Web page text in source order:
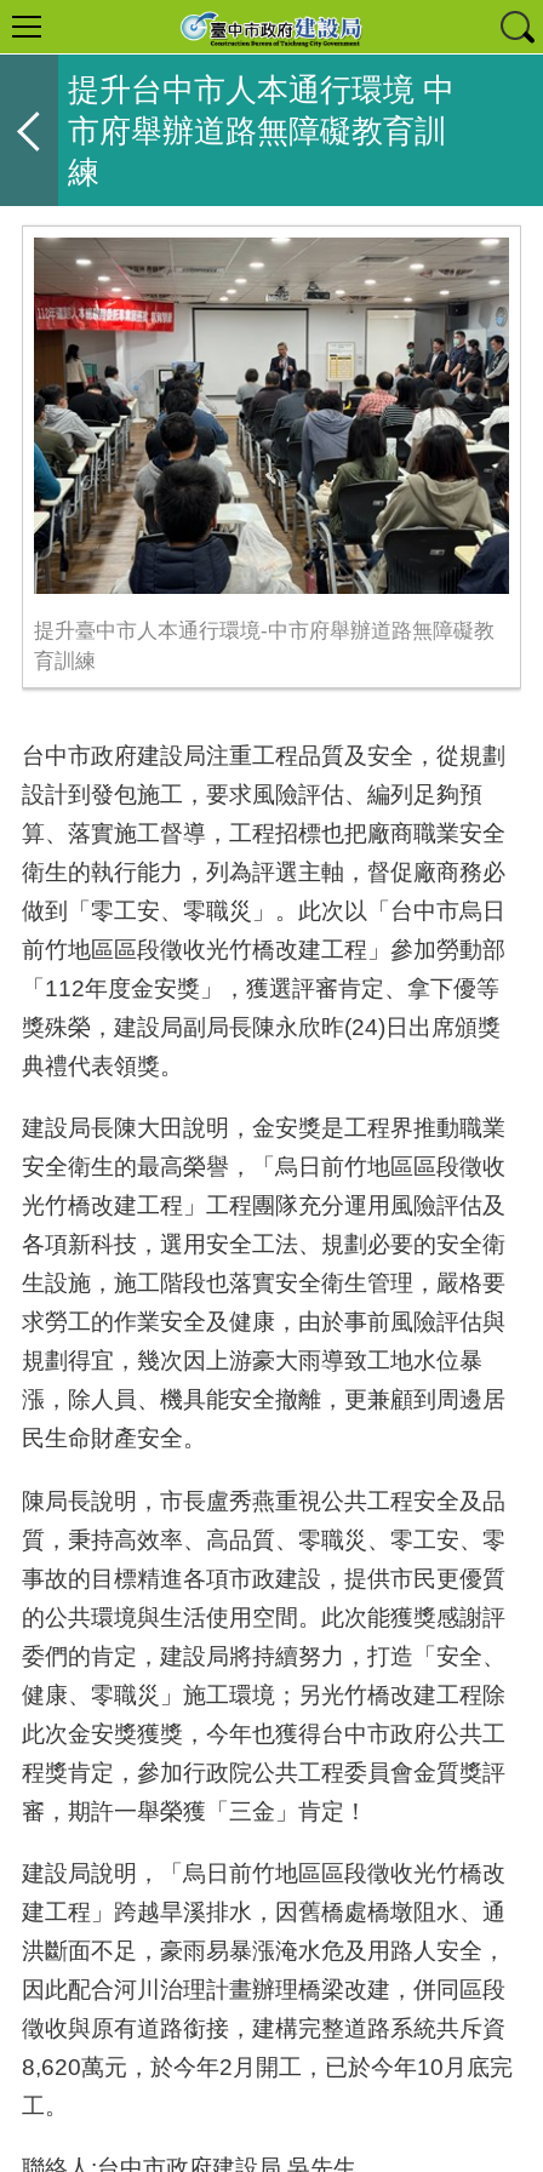
提升台中市人本通行環境 中
市府舉辦道路無障礙教育訓
練
提升臺中市人本通行環境-中市府舉辦道路無障礙教
育訓練
台中市政府建設局注重工程品質及安全，從規劃
設計到發包施工，要求風險評估、編列足夠預
算、落實施工督導，工程招標也把廠商職業安全
衛生的執行能力，列為評選主軸，督促廠商務必
做到「零工安、零職災」。此次以「台中市烏日
前竹地區區段徵收光竹橋改建工程」參加勞動部
「112年度金安獎」，獲選評審肯定、拿下優等
獎殊榮，建設局副局長陳永欣昨(24)日出席頒獎
典禮代表領獎。
建設局長陳大田說明，金安獎是工程界推動職業
安全衛生的最高榮譽，「烏日前竹地區區段徵收
光竹橋改建工程」工程團隊充分運用風險評估及
各項新科技，選用安全工法、規劃必要的安全衛
生設施，施工階段也落實安全衛生管理，嚴格要
求勞工的作業安全及健康，由於事前風險評估與
規劃得宜，幾次因上游豪大雨導致工地水位暴
漲，除人員、機具能安全撤離，更兼顧到周邊居
民生命財產安全。
陳局長說明，市長盧秀燕重視公共工程安全及品
質，秉持高效率、高品質、零職災、零工安、零
事故的目標精進各項市政建設，提供市民更優質
的公共環境與生活使用空間。此次能獲獎感謝評
委們的肯定，建設局將持續努力，打造「安全、
健康、零職災」施工環境；另光竹橋改建工程除
此次金安獎獲獎，今年也獲得台中市政府公共工
程獎肯定，參加行政院公共工程委員會金質獎評
審，期許一舉榮獲「三金」肯定！
建設局說明，「烏日前竹地區區段徵收光竹橋改
建工程」跨越旱溪排水，因舊橋處橋墩阻水、通
洪斷面不足，豪雨易暴漲淹水危及用路人安全，
因此配合河川治理計畫辦理橋梁改建，併同區段
徵收與原有道路銜接，建構完整道路系統共斥資
8,620萬元，於今年2月開工，已於今年10月底完
工。